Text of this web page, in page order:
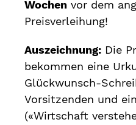
Wochen vor dem
Preisverleihung!
Auszeichnung: Die
bekommen eine
Glückwunsch-
Vorsitzenden und
(«Wirtschaft